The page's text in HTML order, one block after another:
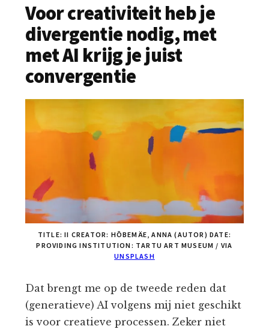
Voor creativiteit heb je
divergentie nodig, met
met AI krijg je juist
convergentie
TITLE: II CREATOR: HÕBEMÄE, ANNA (AUTOR) DATE:
PROVIDING INSTITUTION: TARTU ART MUSEUM / VIA
UNSPLASH
Dat brengt me op de tweede reden dat
(generatieve) AI volgens mij niet geschikt
is voor creatieve processen. Zeker niet